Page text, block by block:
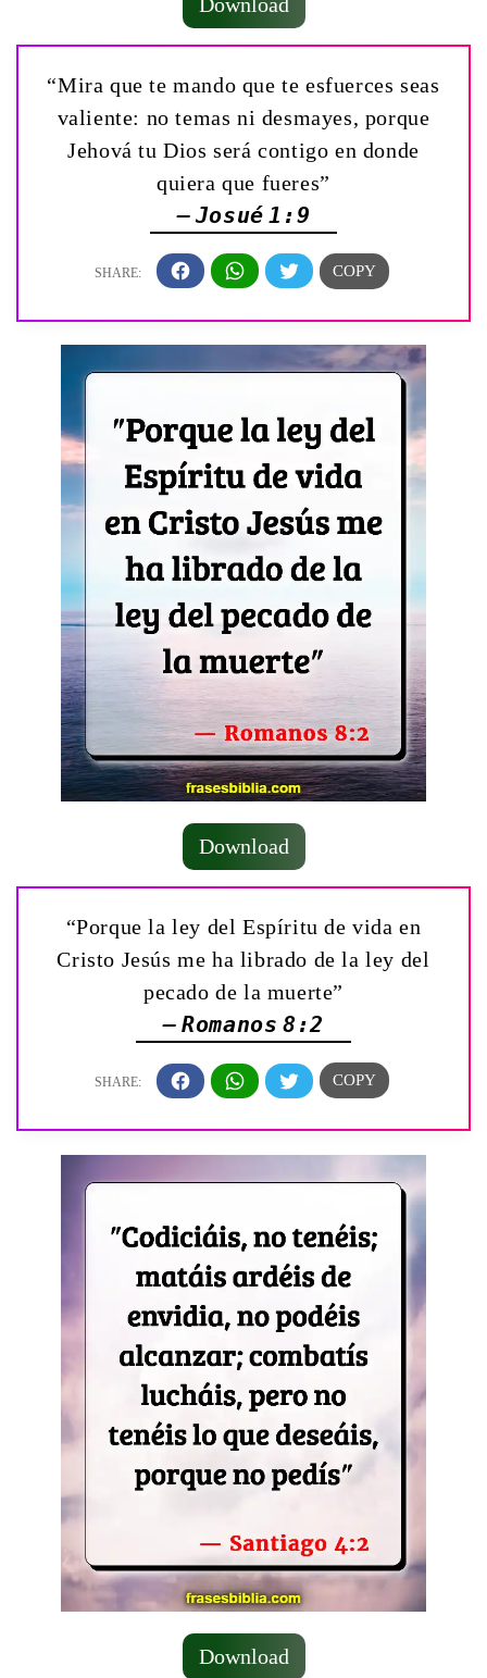
“Mira que te mando que te esfuerces seas
valiente: no temas ni desmayes, porque
Jehová tu Dios será contigo en donde
quiera que fueres”
— Josué 1:9
Download
“Porque la ley del Espíritu de vida en
Cristo Jesús me ha librado de la ley del
pecado de la muerte”
— Romanos 8:2
Download